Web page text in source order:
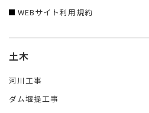
WEBサイト利用規約
土木
河川工事
ダム堰提工事